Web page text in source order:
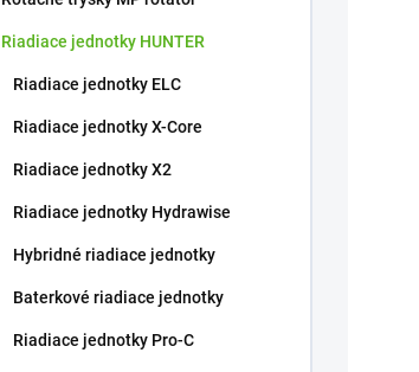
Riadiace jednotky HUNTER
Riadiace jednotky ELC
Riadiace jednotky X-Core
Riadiace jednotky X2
Riadiace jednotky Hydrawise
Hybridné riadiace jednotky
Baterkové riadiace jednotky
Riadiace jednotky Pro-C